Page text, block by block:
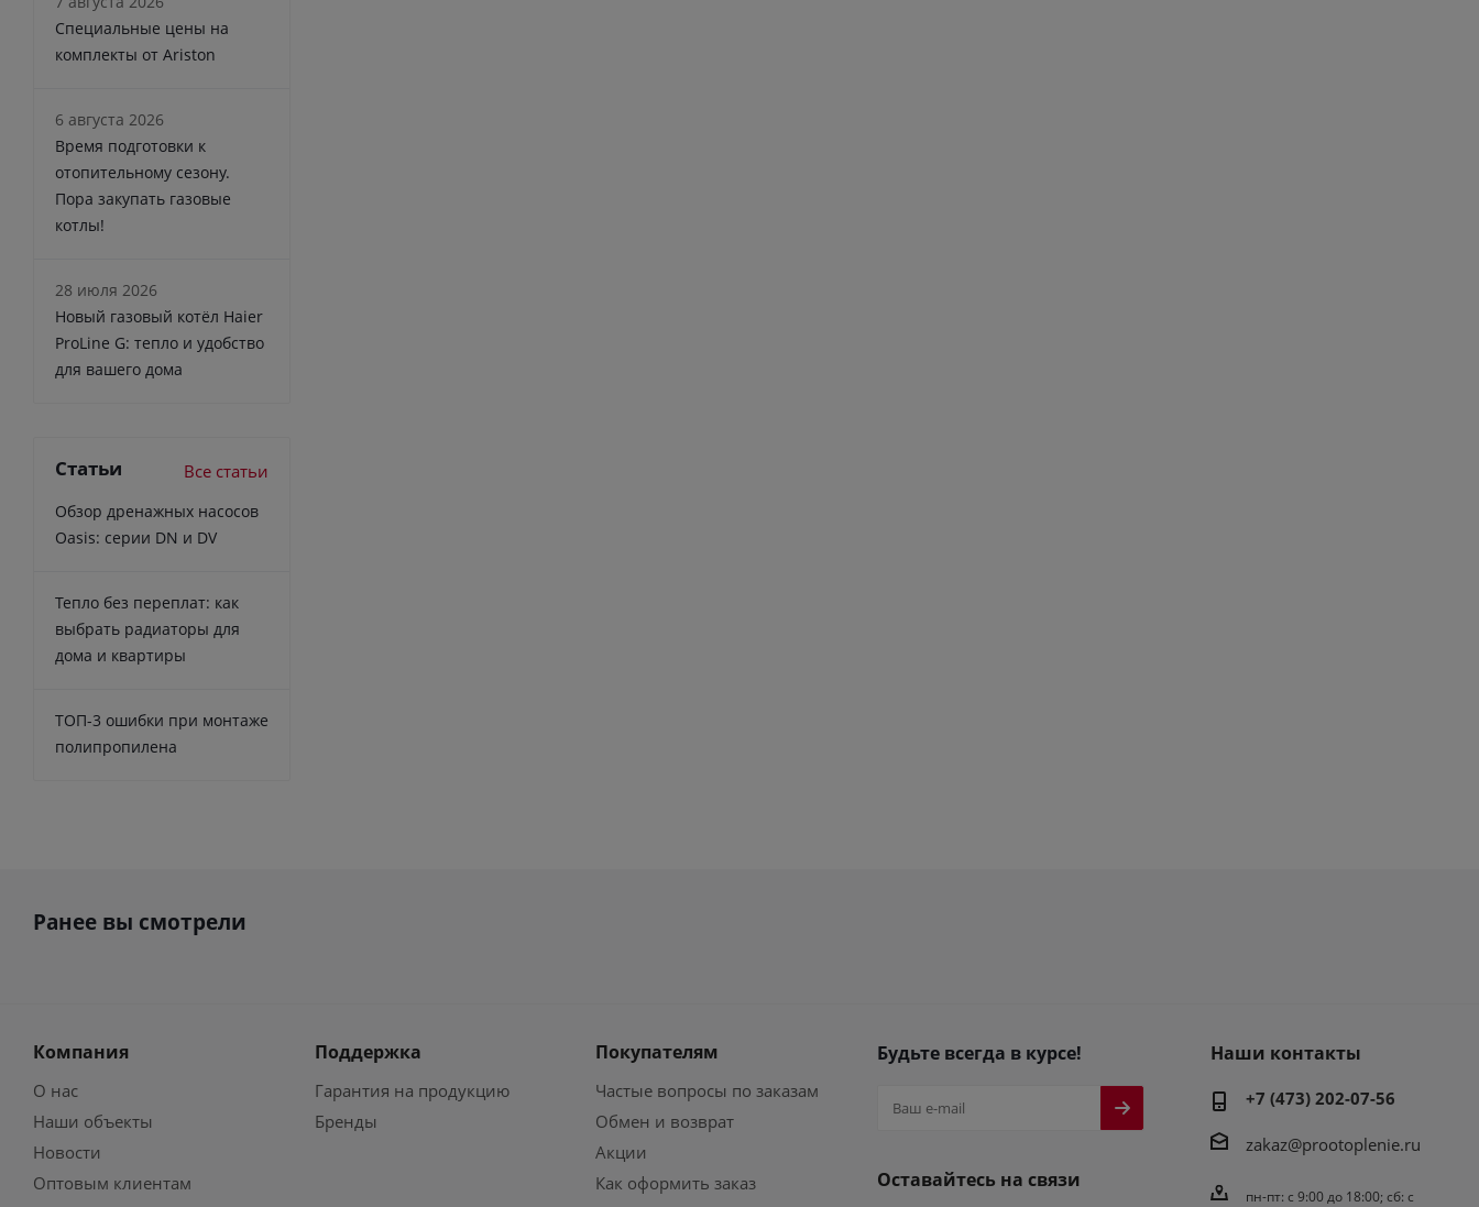
Специальные цены на
комплекты от Ariston
6 августа 2026
Время подготовки к
отопительному сезону.
Пора закупать газовые
котлы!
28 июля 2026
Новый газовый котёл Haier
ProLine G: тепло и удобство
для вашего дома
Статьи Все статьи
Обзор дренажных насосов
Oasis: серии DN и DV
Тепло без переплат: как
выбрать радиаторы для
дома и квартиры
ТОП-3 ошибки при монтаже
полипропилена
Ранее вы смотрели
Компания
О нас
Наши объекты
Новости
Оптовым клиентам
Поддержка
Гарантия на продукцию
Бренды
Покупателям
Частые вопросы по заказам
Обмен и возврат
Акции
Как оформить заказ
Будьте всегда в курсе!
Оставайтесь на связи
Наши контакты
+7 (473) 202-07-56
zakaz@prootoplenie.ru
пн-пт: c 9:00 до 18:00; сб: с